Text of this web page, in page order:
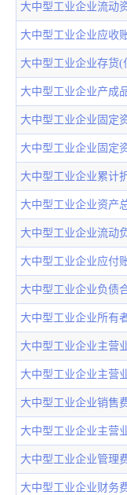
大中型工业企业流动
大中型工业企业应收
大中型工业企业存货(
大中型工业企业产成
大中型工业企业固定
大中型工业企业固定
大中型工业企业累计
大中型工业企业资产
大中型工业企业流动
大中型工业企业应付
大中型工业企业负债
大中型工业企业所有
大中型工业企业主营
大中型工业企业主营
大中型工业企业销售
大中型工业企业主营
大中型工业企业管理
大中型工业企业财务